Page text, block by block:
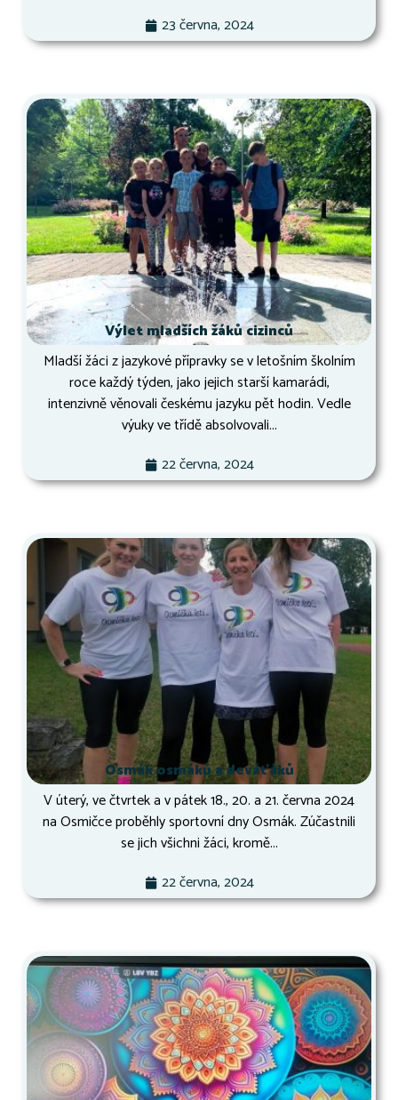
23 června, 2024
Výlet mladších žáků cizinců
Mladší žáci z jazykové přípravky se v letošním školním
roce každý týden, jako jejich starší kamarádi,
intenzivně věnovali českému jazyku pět hodin. Vedle
výuky ve třídě absolvovali...
22 června, 2024
Osmák osmáků a deváťáků
V úterý, ve čtvrtek a v pátek 18., 20. a 21. června 2024
na Osmičce proběhly sportovní dny Osmák. Zúčastnili
se jich všichni žáci, kromě...
22 června, 2024